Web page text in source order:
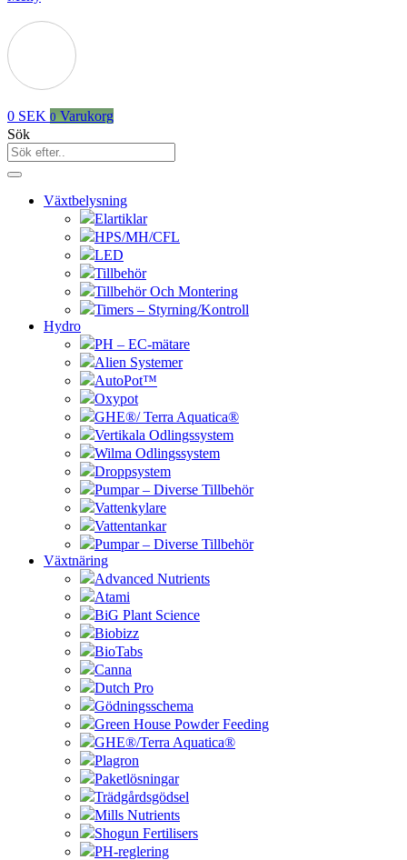
0 SEK 0 Varukorg
Sök
Växtbelysning
Elartiklar
HPS/MH/CFL
LED
Tillbehör
Tillbehör Och Montering
Timers – Styrning/Kontroll
Hydro
PH – EC-mätare
Alien Systemer
AutoPot™
Oxypot
GHE®/ Terra Aquatica®
Vertikala Odlingssystem
Wilma Odlingssystem
Droppsystem
Pumpar – Diverse Tillbehör
Vattenkylare
Vattentankar
Pumpar – Diverse Tillbehör
Växtnäring
Advanced Nutrients
Atami
BiG Plant Science
Biobizz
BioTabs
Canna
Dutch Pro
Gödningsschema
Green House Powder Feeding
GHE®/Terra Aquatica®
Plagron
Paketlösningar
Trädgårdsgödsel
Mills Nutrients
Shogun Fertilisers
PH-reglering